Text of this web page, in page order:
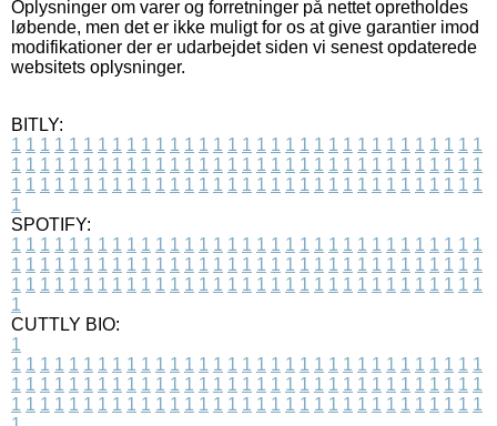
Oplysninger om varer og forretninger på nettet opretholdes
løbende, men det er ikke muligt for os at give garantier imod
modifikationer der er udarbejdet siden vi senest opdaterede
websitets oplysninger.
BITLY:
1 1 1 1 1 1 1 1 1 1 1 1 1 1 1 1 1 1 1 1 1 1 1 1 1 1 1 1 1 1 1 1 1
1 1 1 1 1 1 1 1 1 1 1 1 1 1 1 1 1 1 1 1 1 1 1 1 1 1 1 1 1 1 1 1 1
1 1 1 1 1 1 1 1 1 1 1 1 1 1 1 1 1 1 1 1 1 1 1 1 1 1 1 1 1 1 1 1 1
1
SPOTIFY:
1 1 1 1 1 1 1 1 1 1 1 1 1 1 1 1 1 1 1 1 1 1 1 1 1 1 1 1 1 1 1 1 1
1 1 1 1 1 1 1 1 1 1 1 1 1 1 1 1 1 1 1 1 1 1 1 1 1 1 1 1 1 1 1 1 1
1 1 1 1 1 1 1 1 1 1 1 1 1 1 1 1 1 1 1 1 1 1 1 1 1 1 1 1 1 1 1 1 1
1
CUTTLY BIO:
1
1 1 1 1 1 1 1 1 1 1 1 1 1 1 1 1 1 1 1 1 1 1 1 1 1 1 1 1 1 1 1 1 1
1 1 1 1 1 1 1 1 1 1 1 1 1 1 1 1 1 1 1 1 1 1 1 1 1 1 1 1 1 1 1 1 1
1 1 1 1 1 1 1 1 1 1 1 1 1 1 1 1 1 1 1 1 1 1 1 1 1 1 1 1 1 1 1 1 1